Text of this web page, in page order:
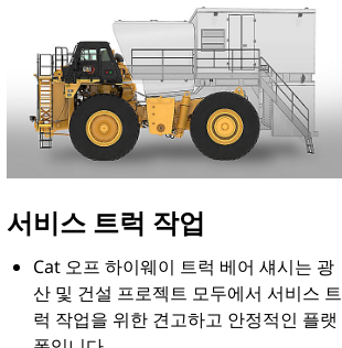
서비스 트럭 작업
Cat 오프 하이웨이 트럭 베어 섀시는 광
산 및 건설 프로젝트 모두에서 서비스 트
럭 작업을 위한 견고하고 안정적인 플랫